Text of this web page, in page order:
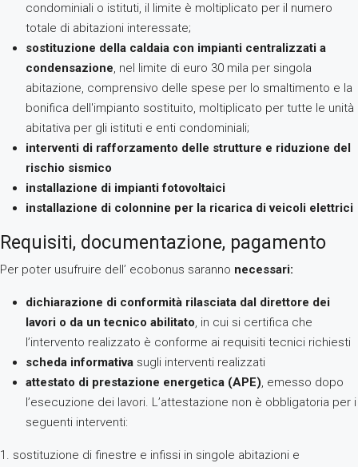
condominiali o istituti, il limite è moltiplicato per il numero
totale di abitazioni interessate;
sostituzione della caldaia con impianti centralizzati a
condensazione, nel limite di euro 30 mila per singola
abitazione, comprensivo delle spese per lo smaltimento e la
bonifica dell'impianto sostituito, moltiplicato per tutte le unità
abitativa per gli istituti e enti condominiali;
interventi di rafforzamento delle strutture e riduzione del
rischio sismico
installazione di impianti fotovoltaici
installazione di colonnine per la ricarica di veicoli elettrici
Requisiti, documentazione, pagamento
Per poter usufruire dell’ ecobonus saranno necessari:
dichiarazione di conformità rilasciata dal direttore dei
lavori o da un tecnico abilitato, in cui si certifica che
l’intervento realizzato è conforme ai requisiti tecnici richiesti
scheda informativa sugli interventi realizzati
attestato di prestazione energetica (APE), emesso dopo
l’esecuzione dei lavori. L’attestazione non è obbligatoria per i
seguenti interventi:
1. sostituzione di finestre e infissi in singole abitazioni e